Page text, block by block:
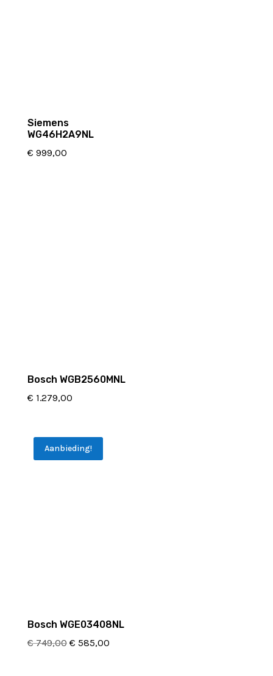
Siemens
WG46H2A9NL
€ 999,00
Bosch WGB2560MNL
€ 1.279,00
Aanbieding!
Bosch WGE03408NL
€749,00 Oorspronkelijke
€ 585,00Huidige